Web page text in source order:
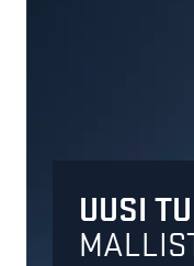
UUSI